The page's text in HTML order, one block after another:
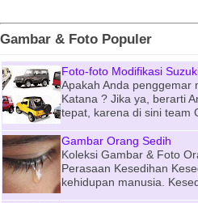
Gambar & Foto Populer
Foto-foto Modifikasi
Apakah Anda penggemar
Katana ? Jika ya, berarti
tepat, karena di sini team
Gambar Orang Sedih
Koleksi Gambar & Foto
Perasaan Kesedihan
kehidupan manusia.